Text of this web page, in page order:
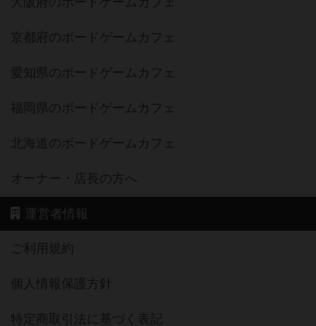
京都府のボードゲームカフェ
愛知県のボードゲームカフェ
福岡県のボードゲームカフェ
北海道のボードゲームカフェ
オーナー・店長の方へ
運営者情報
ご利用規約
個人情報保護方針
特定商取引法に基づく表記